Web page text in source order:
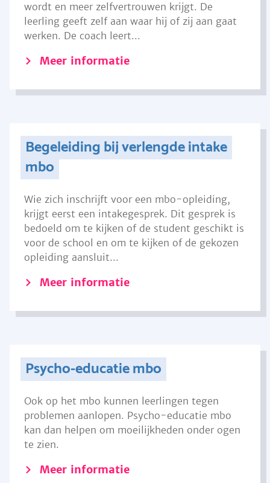
wordt en meer zelfvertrouwen krijgt. De
leerling geeft zelf aan waar hij of zij aan gaat
werken. De coach leert...
Meer informatie
Begeleiding bij verlengde intake
mbo
Wie zich inschrijft voor een mbo-opleiding,
krijgt eerst een intakegesprek. Dit gesprek is
bedoeld om te kijken of de student geschikt is
voor de school en om te kijken of de gekozen
opleiding aansluit...
Meer informatie
Psycho-educatie mbo
Ook op het mbo kunnen leerlingen tegen
problemen aanlopen. Psycho-educatie mbo
kan dan helpen om moeilijkheden onder ogen
te zien.
Meer informatie